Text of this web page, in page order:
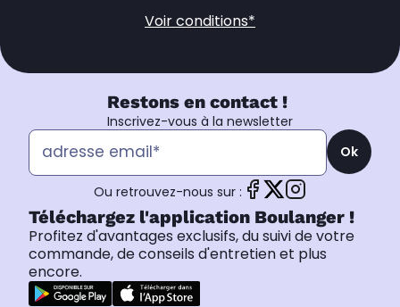
Voir conditions*
Restons en contact !
Inscrivez-vous à la newsletter
Ok
Ou retrouvez-nous sur :
Téléchargez l'application Boulanger !
Profitez d'avantages exclusifs, du suivi de votre
commande, de conseils d'entretien et plus
encore.